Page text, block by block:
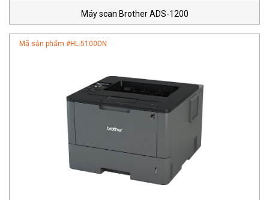
Máy scan Brother ADS-1200
Mã sản phẩm #HL-5100DN